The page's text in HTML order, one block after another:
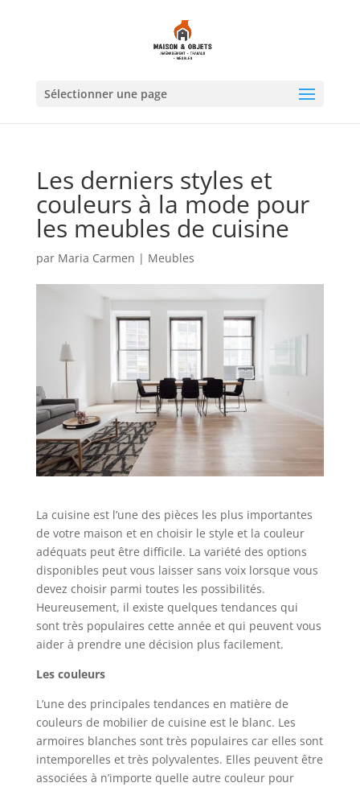
Sélectionner une page
Les derniers styles et
couleurs à la mode pour
les meubles de cuisine
par Maria Carmen | Meubles
La cuisine est l’une des pièces les plus importantes
de votre maison et en choisir le style et la couleur
adéquats peut être difficile. La variété des options
disponibles peut vous laisser sans voix lorsque vous
devez choisir parmi toutes les possibilités.
Heureusement, il existe quelques tendances qui
sont très populaires cette année et qui peuvent vous
aider à prendre une décision plus facilement.
Les couleurs
L’une des principales tendances en matière de
couleurs de mobilier de cuisine est le blanc. Les
armoires blanches sont très populaires car elles sont
intemporelles et très polyvalentes. Elles peuvent être
associées à n’importe quelle autre couleur pour